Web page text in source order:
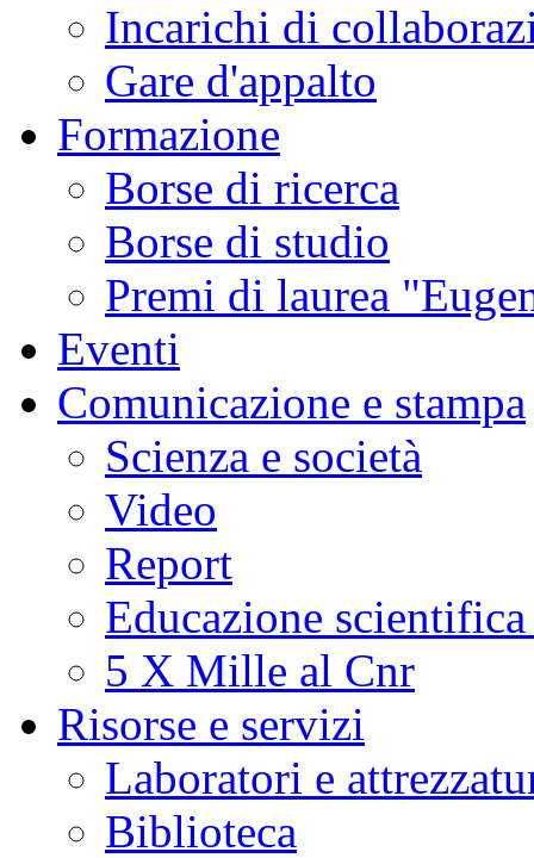
Incarichi di
Gare d'appalto
Formazione
Borse di ricerca
Borse di studio
Premi di laurea
Eventi
Comunicazione e stampa
Scienza e società
Video
Report
Educazione
5 X Mille al Cnr
Risorse e servizi
Laboratori e
Biblioteca